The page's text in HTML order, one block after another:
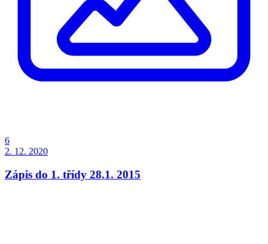
6
2. 12. 2020
Zápis do 1. třídy 28.1. 2015